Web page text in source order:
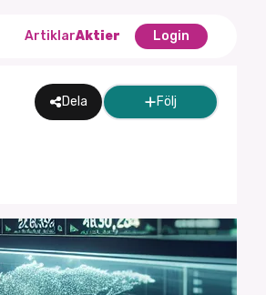
ArtiklarAktier Login
Dela Följ